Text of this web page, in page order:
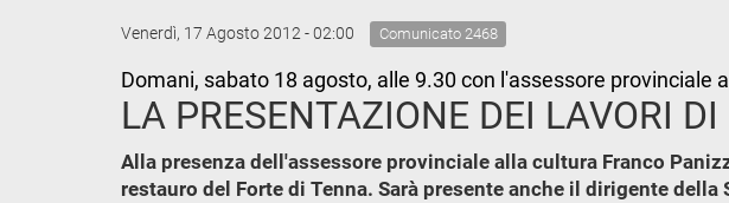
Venerdì, 17 Agosto 2012 - 02:00 Comunicato 2468
Domani, sabato 18 agosto, alle 9.30 con l'assessore provinciale
LA PRESENTAZIONE DEI LAVORI
Alla presenza dell'assessore provinciale alla cultura Franco
restauro del Forte di Tenna. Sarà presente anche il dirigente